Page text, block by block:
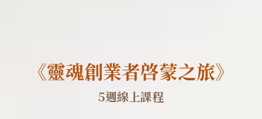
《靈魂創業者啓蒙之旅》
5週線上課程